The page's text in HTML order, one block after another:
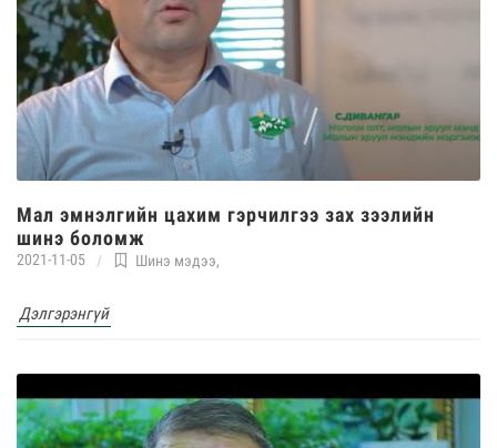
Мал эмнэлгийн цахим гэрчилгээ зах зээлийн
шинэ боломж
2021-11-05 Шинэ мэдээ,
Дэлгэрэнгүй